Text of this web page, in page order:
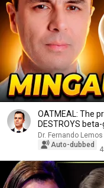
OATMEAL: The
DESTROYS
Dr. Fernando
Auto-dubbed